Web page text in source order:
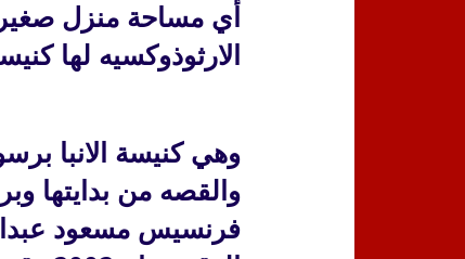
أي مساحة منزل صغير
الارثوذوكسيه لها
وهي كنيسة الانبا
والقصه من بدايتها
فرنسيس مسعود